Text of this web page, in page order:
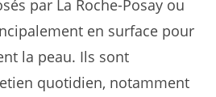
par La Roche-Posay ou
en surface pour
la peau. Ils sont
quotidien, notamment